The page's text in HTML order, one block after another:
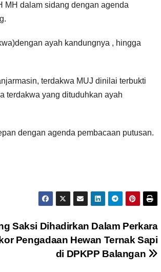
MH dalam sidang dengan agenda
ayah kandungnya , hingga
terdakwa MUJ dinilai terbukti
terdakwa yang dituduhkan ayah
dengan agenda pembacaan putusan.
Saksi Dihadirkan Dalam Perkara
Pengadaan Hewan Ternak Sapi
di DPKPP Balangan